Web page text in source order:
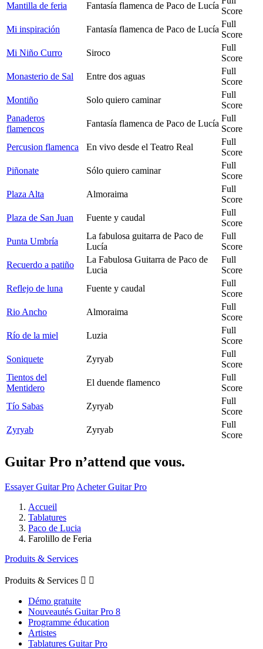
Mantilla de feria
Fantasía flamenca de Paco de Lucía
Score
Mi inspiración
Fantasía flamenca de Paco de Lucía
Full
Score
Mi Niño Curro
Siroco
Full
Score
Monasterio de Sal
Entre dos aguas
Full
Score
Montiño
Solo quiero caminar
Full
Score
Panaderos
flamencos
Fantasía flamenca de Paco de Lucía
Full
Score
Percusion flamenca
En vivo desde el Teatro Real
Full
Score
Piñonate
Sólo quiero caminar
Full
Score
Plaza Alta
Almoraima
Full
Score
Plaza de San Juan
Fuente y caudal
Full
Score
Punta Umbría
La fabulosa guitarra de Paco de
Lucía
Full
Score
Recuerdo a patiño
La Fabulosa Guitarra de Paco de
Lucia
Full
Score
Reflejo de luna
Fuente y caudal
Full
Score
Rio Ancho
Almoraima
Full
Score
Río de la miel
Luzia
Full
Score
Soniquete
Zyryab
Full
Score
Tientos del
Mentidero
El duende flamenco
Full
Score
Tío Sabas
Zyryab
Full
Score
Zyryab
Zyryab
Full
Score
Guitar Pro n’attend que vous.
Essayer Guitar Pro Acheter Guitar Pro
Accueil
Tablatures
Paco de Lucia
Farolillo de Feria
Produits & Services
Produits & Services  
Démo gratuite
Nouveautés Guitar Pro 8
Programme éducation
Artistes
Tablatures Guitar Pro